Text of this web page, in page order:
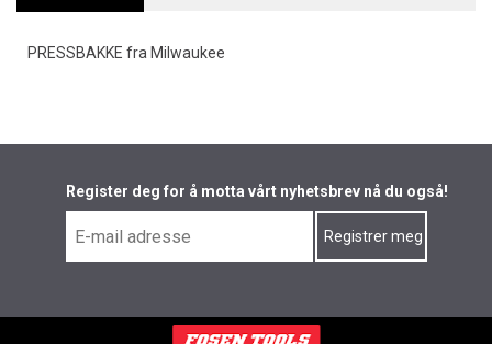
PRESSBAKKE fra Milwaukee
Register deg for å motta vårt nyhetsbrev nå du også!